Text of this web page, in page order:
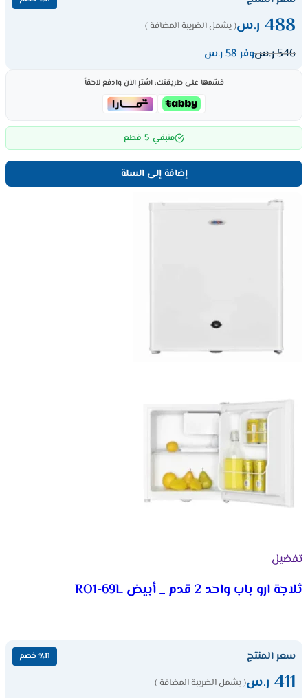
488 ر.س( يشمل الضريبة المضافة )
546ر.سوفر 58 ر.س
قسّمها على طريقتك، اشترِ الآن وادفع لاحقاً
متبقي 5 قطع
إضافة إلى السلة
تفضيل
ثلاجة ارو باب واحد 2 قدم _ أبيض RO1-69L
سعر المنتج ٪11 خصم
411 ر.س( يشمل الضريبة المضافة )